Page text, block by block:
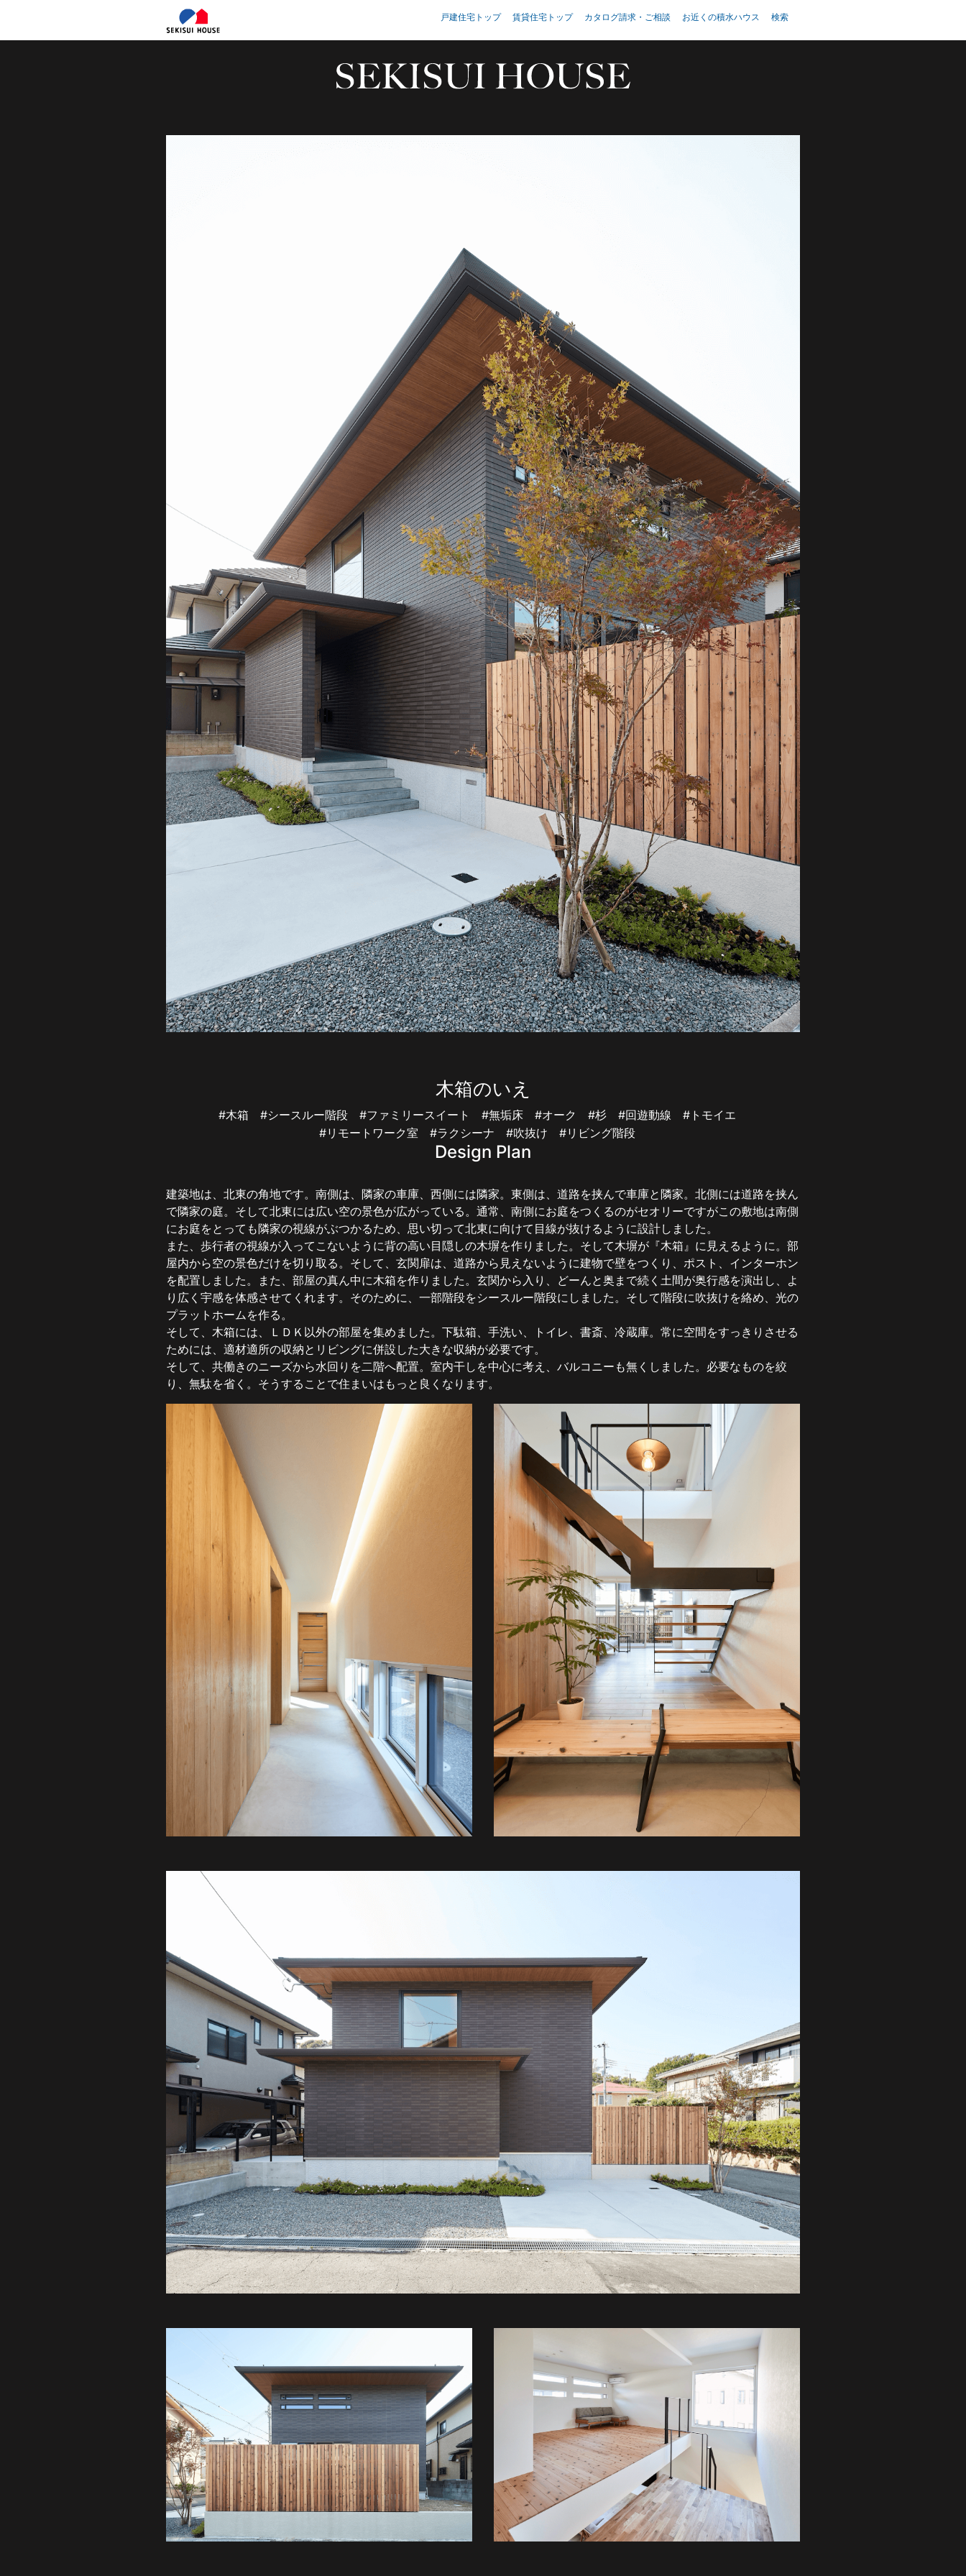
戸建住宅トップ 賃貸住宅トップ カタログ請求・ご相談 お近くの積水ハウス 検索
木箱のいえ
#木箱 #シースルー階段 #ファミリースイート #無垢床 #オーク #杉 #回遊動線 #トモイエ
#リモートワーク室 #ラクシーナ #吹抜け #リビング階段
Design Plan
建築地は、北東の角地です。南側は、隣家の車庫、西側には隣家。東側は、道路を挟んで車庫と隣家。北側には道路を挟ん
で隣家の庭。そして北東には広い空の景色が広がっている。通常、南側にお庭をつくるのがセオリーですがこの敷地は南側
にお庭をとっても隣家の視線がぶつかるため、思い切って北東に向けて目線が抜けるように設計しました。
また、歩行者の視線が入ってこないように背の高い目隠しの木塀を作りました。そして木塀が『木箱』に見えるように。部
屋内から空の景色だけを切り取る。そして、玄関扉は、道路から見えないように建物で壁をつくり、ポスト、インターホン
を配置しました。また、部屋の真ん中に木箱を作りました。玄関から入り、どーんと奥まで続く土間が奥行感を演出し、よ
り広く宇感を体感させてくれます。そのために、一部階段をシースルー階段にしました。そして階段に吹抜けを絡め、光の
プラットホームを作る。
そして、木箱には、ＬＤＫ以外の部屋を集めました。下駄箱、手洗い、トイレ、書斎、冷蔵庫。常に空間をすっきりさせる
ためには、適材適所の収納とリビングに併設した大きな収納が必要です。
そして、共働きのニーズから水回りを二階へ配置。室内干しを中心に考え、バルコニーも無くしました。必要なものを絞
り、無駄を省く。そうすることで住まいはもっと良くなります。